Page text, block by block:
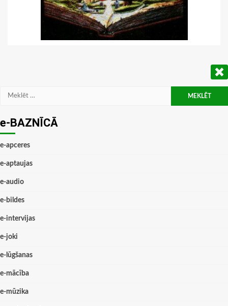
Meklēt:
e-BAZNĪCĀ
e-apceres
e-aptaujas
e-audio
e-bildes
e-intervijas
e-joki
e-lūgšanas
e-mācība
e-mūzika